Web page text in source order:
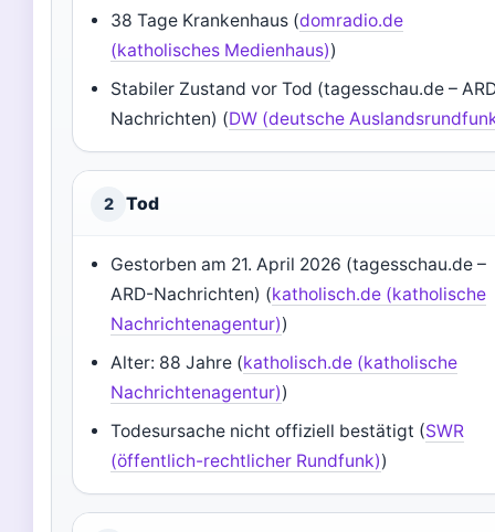
38 Tage Krankenhaus (domradio.de
(katholisches Medienhaus))
Stabiler Zustand vor Tod (tagesschau.de –
Nachrichten) (DW (deutsche
2 Tod
Gestorben am 21. April 2026 (tagesschau.de –
ARD-Nachrichten) (katholisch.de (katholische
Nachrichtenagentur))
Alter: 88 Jahre (katholisch.de (katholische
Nachrichtenagentur))
Todesursache nicht offiziell bestätigt (SWR
(öffentlich-rechtlicher Rundfunk))